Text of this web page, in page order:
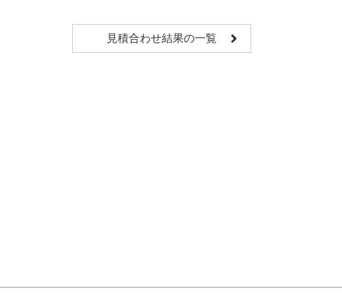
見積合わせ結果の一覧